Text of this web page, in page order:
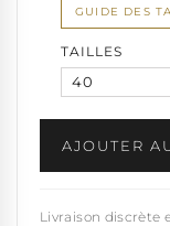
GUIDE DES
TAILLES
AJOUTER
Livraison discrète